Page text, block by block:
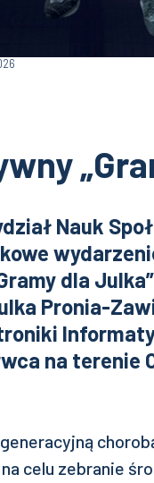
Nauk
dla
Pronia-
na terenie
celu zebranie